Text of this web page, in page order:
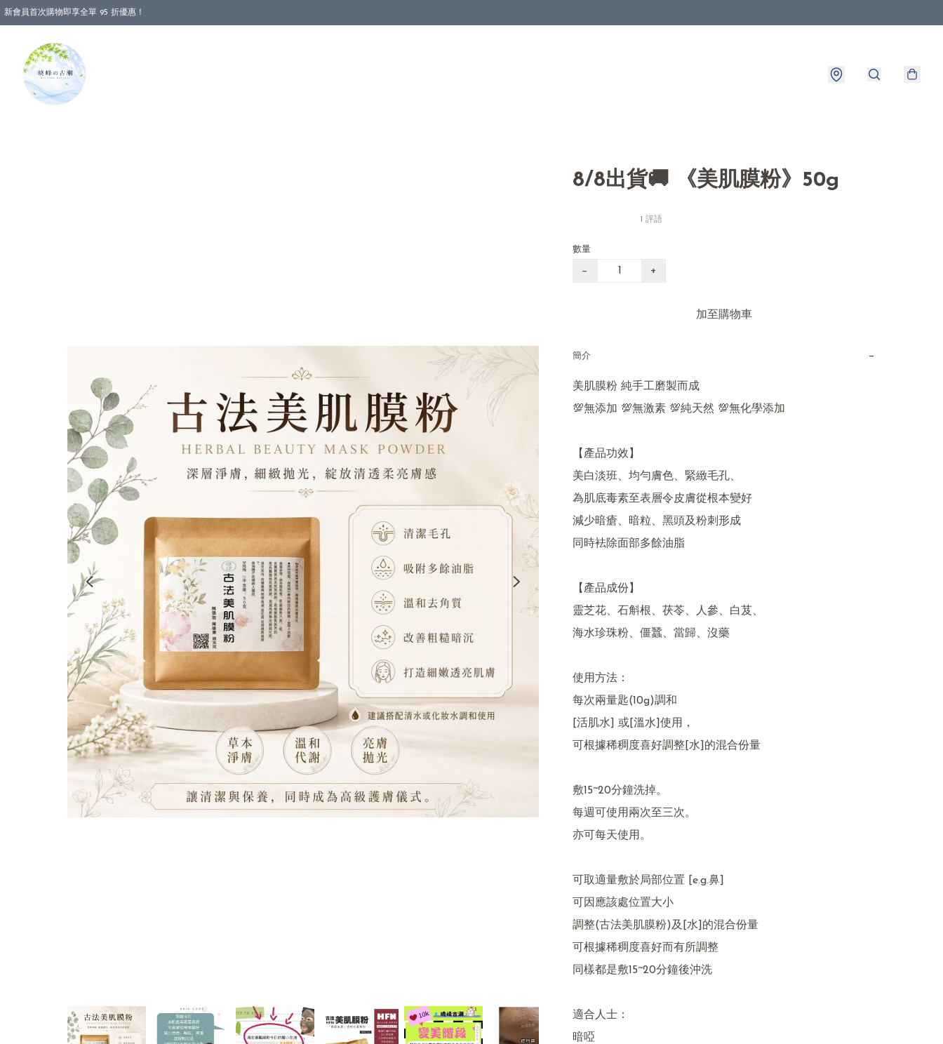
新會員首次購物即享全單 95 折優惠！
8/8出貨🚚 《美肌膜粉》50g
1 評語
數量
− +
加至購物車
簡介 −
美肌膜粉 純手工磨製而成
💯無添加 💯無激素 💯純天然 💯無化學添加
【產品功效】
美白淡班、均勻膚色、緊緻毛孔、
為肌底毒素至表層令皮膚從根本變好
減少暗瘡、暗粒、黑頭及粉刺形成
同時袪除面部多餘油脂
【產品成份】
靈芝花、石斛根、茯苓、人參、白芨、
海水珍珠粉、僵蠶、當歸、沒藥
使用方法：
每次兩量匙(10g)調和
[活肌水] 或[溫水]使用，
可根據稀稠度喜好調整[水]的混合份量
敷15~20分鐘洗掉。
每週可使用兩次至三次。
亦可每天使用。
可取適量敷於局部位置 [e.g.鼻]
可因應該處位置大小
調整(古法美肌膜粉)及[水]的混合份量
可根據稀稠度喜好而有所調整
同樣都是敷15~20分鐘後沖洗
適合人士：
暗啞